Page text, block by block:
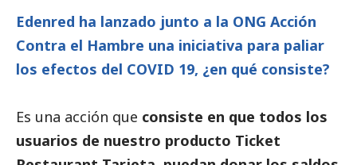
Edenred ha lanzado junto a la ONG Acción
Contra el Hambre una iniciativa para paliar
los efectos del COVID 19, ¿en qué consiste?
Es una acción que consiste en que todos los
usuarios de nuestro producto Ticket